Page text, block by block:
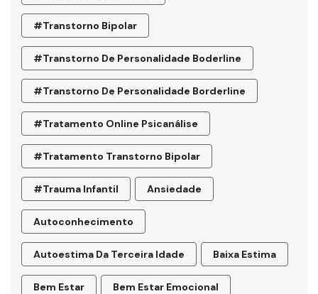
#transtorno Bipolar
#transtorno De Personalidade Boderline
#Transtorno De Personalidade Borderline
#tratamento Online Psicanálise
#tratamento Transtorno Bipolar
#trauma Infantil Ansiedade
Autoconhecimento
Autoestima Da Terceira Idade Baixa Estima
Bem Estar Bem Estar Emocional